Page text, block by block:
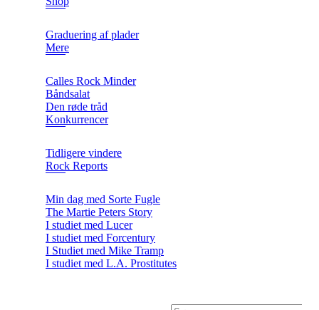
Graduering af plader
Mere
Calles Rock Minder
Båndsalat
Den røde tråd
Konkurrencer
Tidligere vindere
Rock Reports
Min dag med Sorte Fugle
The Martie Peters Story
I studiet med Lucer
I studiet med Forcentury
I Studiet med Mike Tramp
I studiet med L.A. Prostitutes